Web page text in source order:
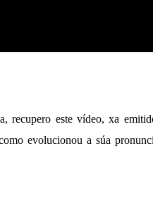
recupero este vídeo, xa
evolucionou a súa